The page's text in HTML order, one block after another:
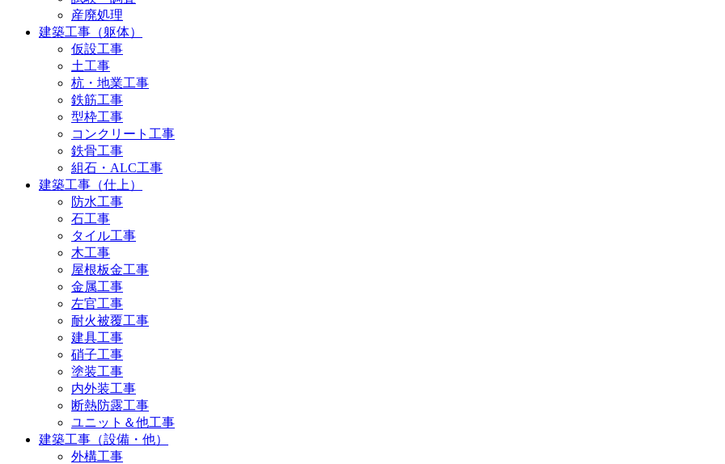
産廃処理
建築工事（躯体）
仮設工事
土工事
杭・地業工事
鉄筋工事
型枠工事
コンクリート工事
鉄骨工事
組石・ALC工事
建築工事（仕上）
防水工事
石工事
タイル工事
木工事
屋根板金工事
金属工事
左官工事
耐火被覆工事
建具工事
硝子工事
塗装工事
内外装工事
断熱防露工事
ユニット＆他工事
建築工事（設備・他）
外構工事